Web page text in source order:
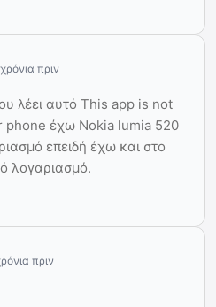
πριν
λέει αυτό This app is not
phone έχω Nokia lumia 520
επειδή έχω και στο
λογαριασμό.
πριν